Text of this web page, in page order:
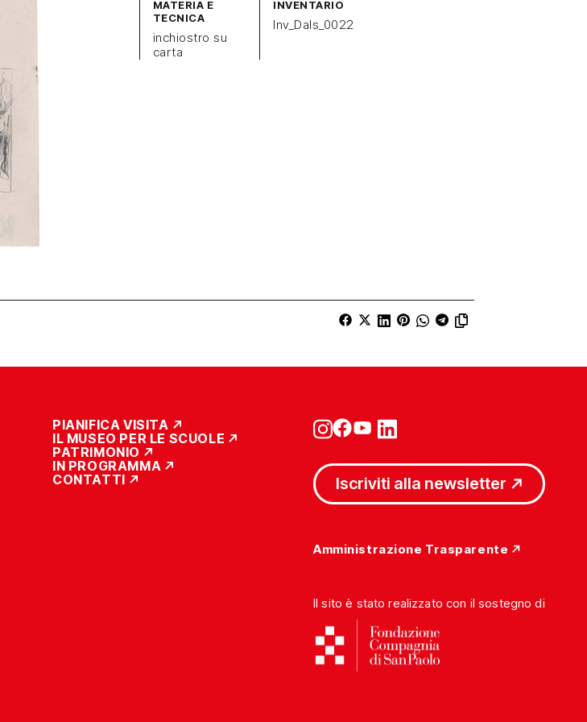
MATERIA E
TECNICA
inchiostro su
carta
INVENTARIO
Inv_Dals_0022
PIANIFICA VISITA
IL MUSEO PER LE SCUOLE
PATRIMONIO
IN PROGRAMMA
CONTATTI
Iscriviti alla newsletter
Amministrazione Trasparente
Il sito è stato realizzato con il sostegno di